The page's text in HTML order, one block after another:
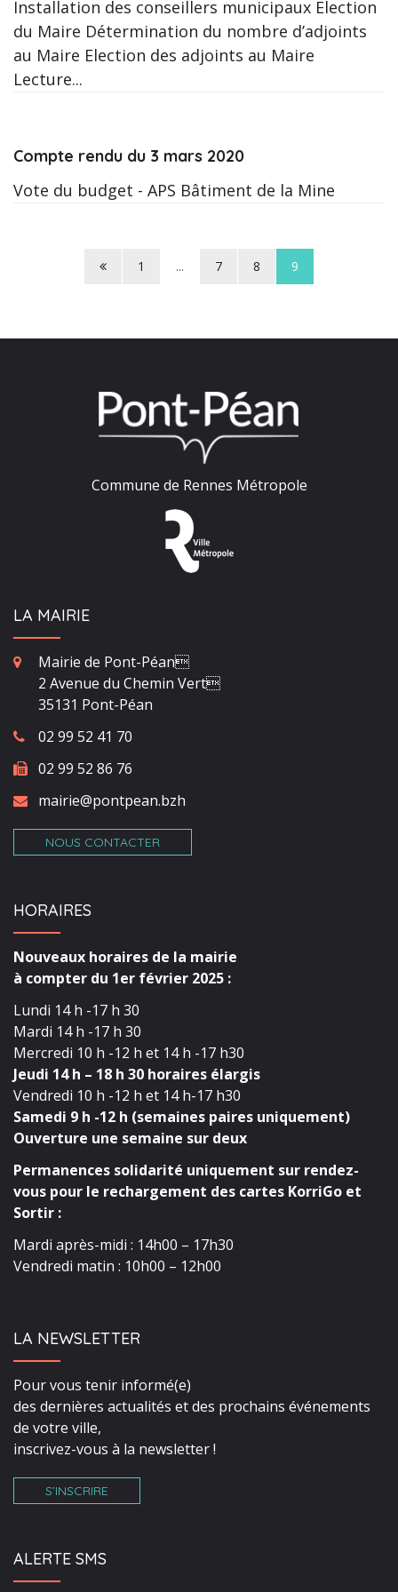
Installation des conseillers municipaux Election
du Maire Détermination du nombre d’adjoints
au Maire Election des adjoints au Maire
Lecture...
Compte rendu du 3 mars 2020
Vote du budget - APS Bâtiment de la Mine
Page
1 ... 7 8 9
Commune de Rennes Métropole
LA MAIRIE
Mairie de Pont-Péan
2 Avenue du Chemin Vert
35131 Pont-Péan
02 99 52 41 70
02 99 52 86 76
mairie@pontpean.bzh
NOUS CONTACTER
HORAIRES
Nouveaux horaires de la mairie
à compter du 1er février 2025 :
Lundi 14 h -17 h 30
Mardi 14 h -17 h 30
Mercredi 10 h -12 h et 14 h -17 h30
Jeudi 14 h – 18 h 30 horaires élargis
Vendredi 10 h -12 h et 14 h-17 h30
Samedi 9 h -12 h (semaines paires uniquement)
Ouverture une semaine sur deux
Permanences solidarité uniquement sur rendez-
vous pour le rechargement des cartes KorriGo et
Sortir :
Mardi après-midi : 14h00 – 17h30
Vendredi matin : 10h00 – 12h00
LA NEWSLETTER
Pour vous tenir informé(e)
des dernières actualités et des prochains événements
de votre ville,
inscrivez-vous à la newsletter !
S’INSCRIRE
ALERTE SMS